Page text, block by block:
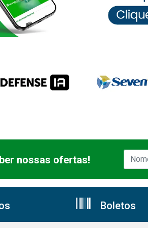
nossas ofertas!
Boletos